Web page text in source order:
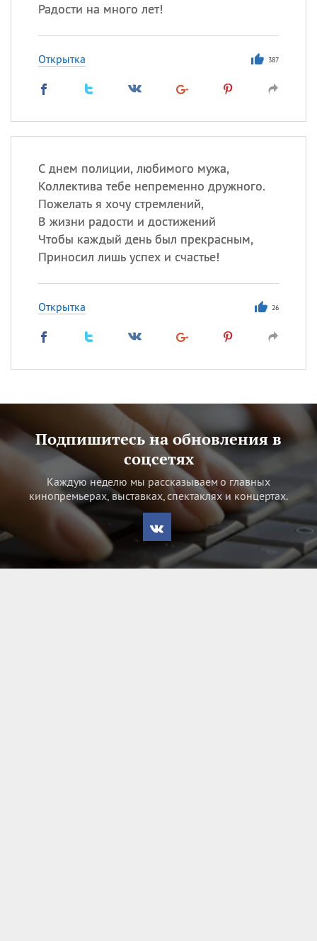
Радости на много лет!
Открытка 387
С днем полиции, любимого мужа,
Коллектива тебе непременно дружного.
Пожелать я хочу стремлений,
В жизни радости и достижений
Чтобы каждый день был прекрасным,
Приносил лишь успех и счастье!
Открытка 26
Подпишитесь на обновления в
соцсетях
Каждую неделю мы рассказываем о главных
кинопремьерах, выставках, спектаклях и концертах.